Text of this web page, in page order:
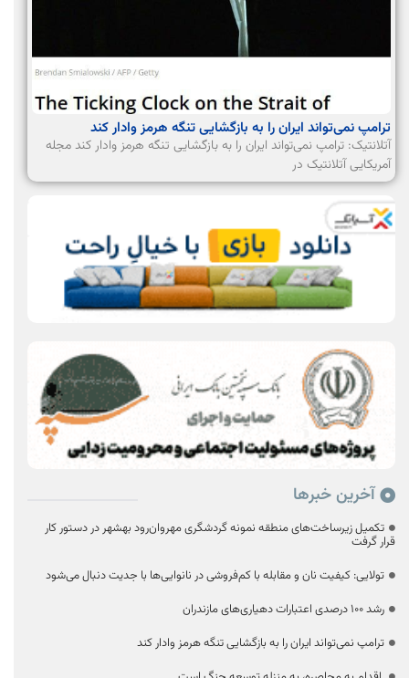
ترامپ نمی‌تواند ایران را به بازگشایی تنگه هرمز وادار کند
آتلانتیک: ترامپ نمی‌تواند ایران را به بازگشایی تنگه هرمز وادار کند مجله
آمریکایی آتلانتیک در
آخرین خبرها
تکمیل زیرساخت‌های منطقه نمونه گردشگری مهروان‌رود بهشهر در دستور کار
قرار گرفت
تولایی: کیفیت نان و مقابله با کم‌فروشی در نانوایی‌ها با جدیت دنبال می‌شود
رشد ۱۰۰ درصدی اعتبارات دهیاری‌های مازندران
ترامپ نمی‌تواند ایران را به بازگشایی تنگه هرمز وادار کند